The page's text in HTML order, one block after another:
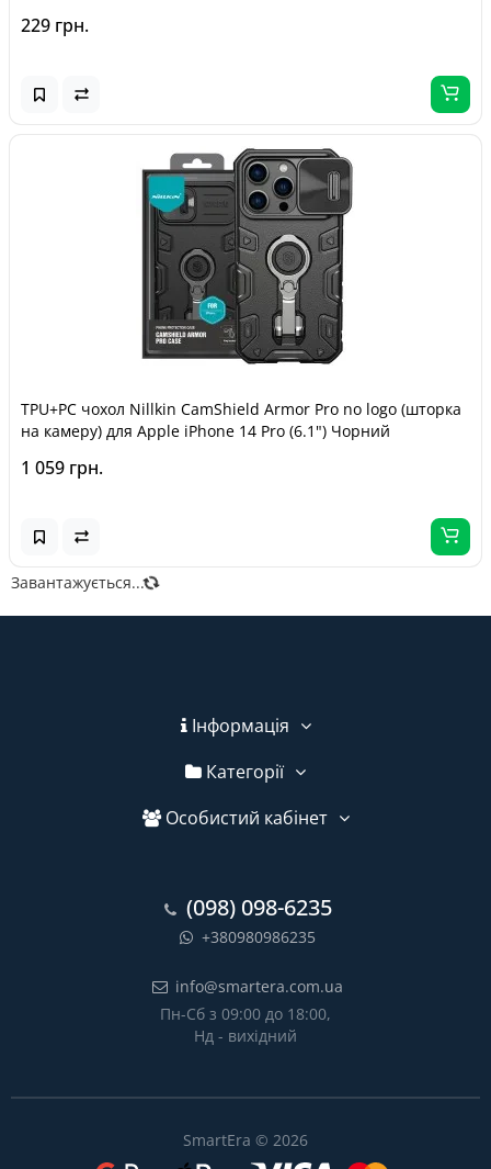
229 грн.
TPU+PC чохол Nillkin CamShield Armor Pro no logo (шторка
на камеру) для Apple iPhone 14 Pro (6.1") Чорний
1 059 грн.
Завантажується...
Інформація
Категорії
Особистий кабінет
(098) 098-6235
+380980986235
info@smartera.com.ua
Пн-Сб з 09:00 до 18:00,
Нд - вихідний
SmartEra © 2026